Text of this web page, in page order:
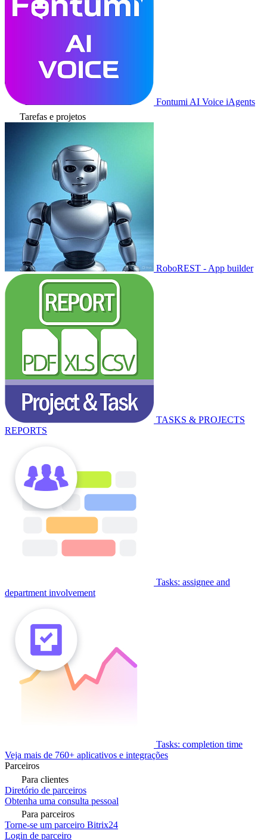
Fontumi AI Voice iAgents
Tarefas e projetos
RoboREST - App builder
TASKS & PROJECTS
REPORTS
Tasks: assignee and
department involvement
Tasks: completion time
Veja mais de 760+ aplicativos e integrações
Parceiros
Para clientes
Diretório de parceiros
Obtenha uma consulta pessoal
Para parceiros
Torne-se um parceiro Bitrix24
Login de parceiro